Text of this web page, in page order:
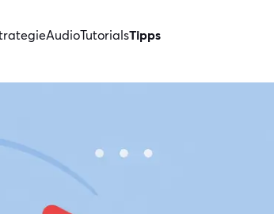
AudioTutorialsTipps